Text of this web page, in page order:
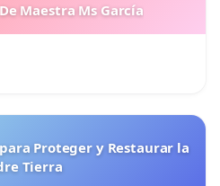
Maestra Ms García
Proteger y Restaurar la
Tierra